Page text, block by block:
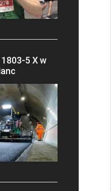
1803-5 X w